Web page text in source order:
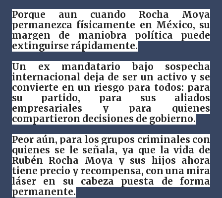
Porque aun cuando Rocha Moya
permanezca físicamente en México, su
margen de maniobra política puede
extinguirse rápidamente.
Un ex mandatario bajo sospecha
internacional deja de ser un activo y se
convierte en un riesgo para todos: para
su partido, para sus aliados
empresariales y para quienes
compartieron decisiones de gobierno.
Peor aún, para los grupos criminales con
quienes se le señala, ya que la vida de
Rubén Rocha Moya y sus hijos ahora
tiene precio y recompensa, con una mira
láser en su cabeza puesta de forma
permanente.